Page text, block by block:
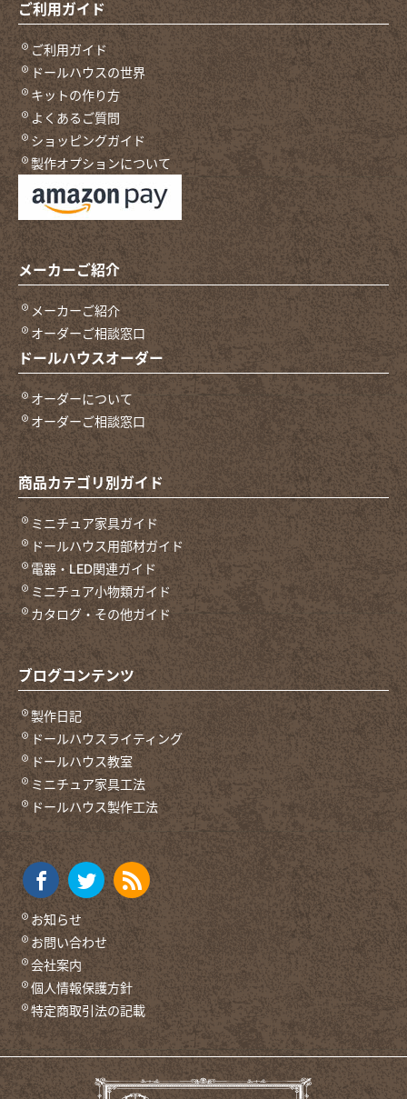
ご利用ガイド
ご利用ガイド
ドールハウスの世界
キットの作り方
よくあるご質問
ショッピングガイド
製作オプションについて
メーカーご紹介
メーカーご紹介
オーダーご相談窓口
ドールハウスオーダー
オーダーについて
オーダーご相談窓口
商品カテゴリ別ガイド
ミニチュア家具ガイド
ドールハウス用部材ガイド
電器・LED関連ガイド
ミニチュア小物類ガイド
カタログ・その他ガイド
ブログコンテンツ
製作日記
ドールハウスライティング
ドールハウス教室
ミニチュア家具工法
ドールハウス製作工法
お知らせ
お問い合わせ
会社案内
個人情報保護方針
特定商取引法の記載